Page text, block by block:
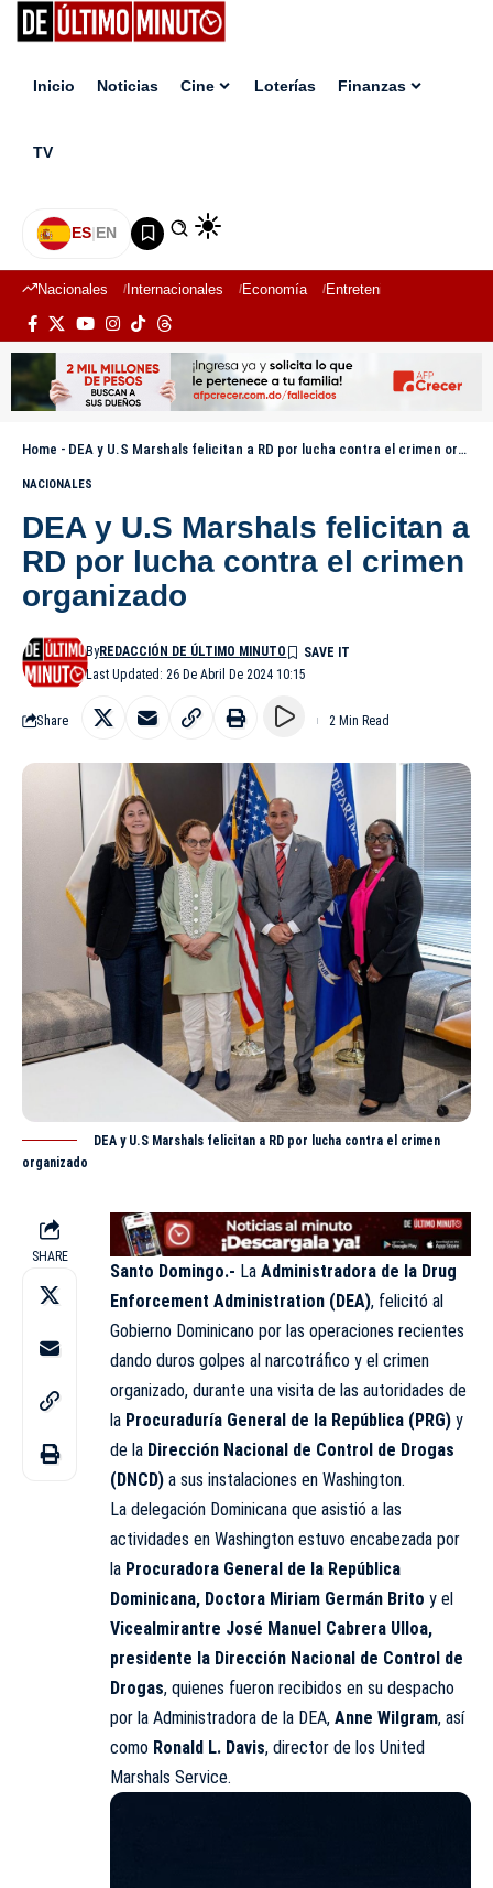
Inicio Noticias Cine Loterías Finanzas
TV
ES|EN
Nacionales Internacionales Economía Entretenimiento
Home - DEA y U.S Marshals felicitan a RD por lucha contra el crimen organizado
NACIONALES
DEA y U.S Marshals felicitan a
RD por lucha contra el crimen
organizado
Last Updated: 26 De Abril De 2024 10:15
ByREDACCIÓN DE ÚLTIMO MINUTO
Share 2 Min Read
DEA y U.S Marshals felicitan a RD por lucha contra el crimen
organizado
SHARE
Santo Domingo.- La Administradora de la Drug
Enforcement Administration (DEA), felicitó al
Gobierno Dominicano por las operaciones recientes
dando duros golpes al narcotráfico y el crimen
organizado, durante una visita de las autoridades de
la Procuraduría General de la República (PRG) y
de la Dirección Nacional de Control de Drogas
(DNCD) a sus instalaciones en Washington.
La delegación Dominicana que asistió a las
actividades en Washington estuvo encabezada por
la Procuradora General de la República
Dominicana, Doctora Miriam Germán Brito y el
Vicealmirantre José Manuel Cabrera Ulloa,
presidente la Dirección Nacional de Control de
Drogas, quienes fueron recibidos en su despacho
por la Administradora de la DEA, Anne Wilgram, así
como Ronald L. Davis, director de los United
Marshals Service.